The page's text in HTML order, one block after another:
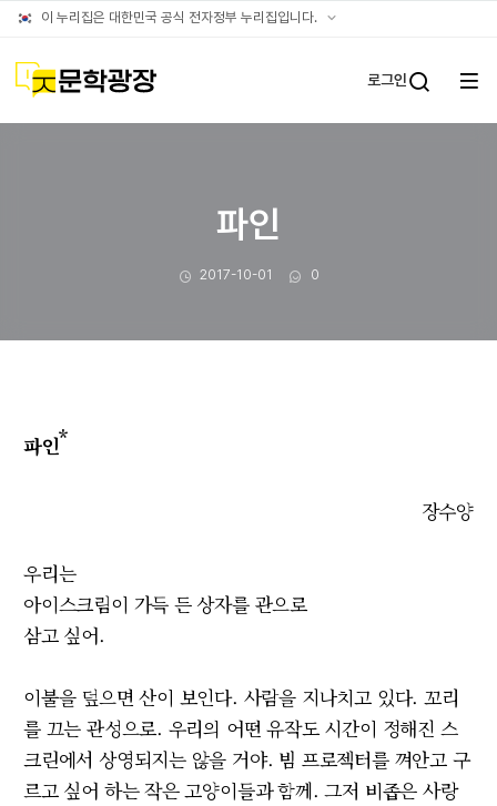
이 누리집은 대한민국 공식 전자정부 누리집입니다. 공식
문학광장 로그인
전체
파인
작성일
2017-10-01 댓글수
0
파인*
장수양
우리는
아이스크림이 가득 든 상자를 관으로
삼고 싶어.
이불을 덮으면 산이 보인다. 사람을 지나치고 있다. 꼬리
를 끄는 관성으로. 우리의 어떤 유작도 시간이 정해진 스
크린에서 상영되지는 않을 거야. 빔 프로젝터를 껴안고 구
르고 싶어 하는 작은 고양이들과 함께. 그저 비좁은 사랑